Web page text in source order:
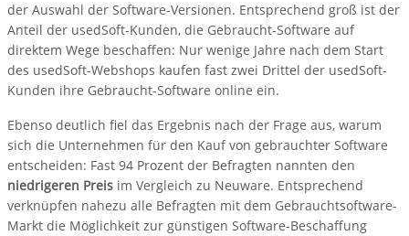
der Auswahl der Software-Versionen. Entsprechend groß ist der
Anteil der usedSoft-Kunden, die Gebraucht-Software auf
direktem Wege beschaffen: Nur wenige Jahre nach dem Start
des usedSoft-Webshops kaufen fast zwei Drittel der usedSoft-
Kunden ihre Gebraucht-Software online ein.
Ebenso deutlich fiel das Ergebnis nach der Frage aus, warum
sich die Unternehmen für den Kauf von gebrauchter Software
entscheiden: Fast 94 Prozent der Befragten nannten den
niedrigeren Preis im Vergleich zu Neuware. Entsprechend
verknüpfen nahezu alle Befragten mit dem Gebrauchtsoftware-
Markt die Möglichkeit zur günstigen Software-Beschaffung